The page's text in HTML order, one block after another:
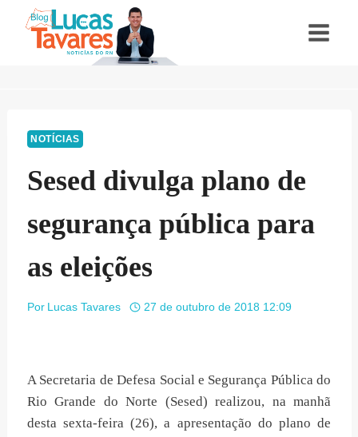
NOTÍCIAS
Sesed divulga plano de
segurança pública para
as eleições
Por Lucas Tavares 27 de outubro de 2018 12:09
A Secretaria de Defesa Social e Segurança Pública do
Rio Grande do Norte (Sesed) realizou, na manhã
desta sexta-feira (26), a apresentação do plano de